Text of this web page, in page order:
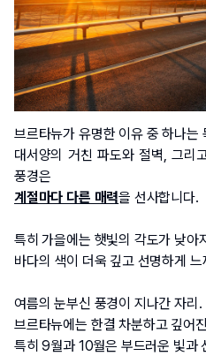
브르타뉴가 유명한 이유 중 하나는
대서양의 거친 파도와 절벽, 그리
풍경은
계절마다 다른 매력을 선사합니다.
특히 가을에는 햇빛의 각도가 낮아
바다의 색이 더욱 깊고 선명하게 느
여름의 눈부신 풍경이 지나간 자리.
브르타뉴에는 한결 차분하고 깊어
특히 9월과 10월은 부드러운 빛과